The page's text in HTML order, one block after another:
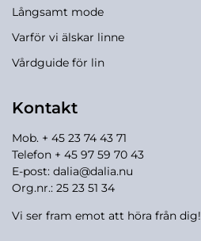
Långsamt mode
Varför vi älskar linne
Vårdguide för lin
Kontakt
Mob. + 45 23 74 43 71
Telefon + 45 97 59 70 43
E-post: dalia@dalia.nu
Org.nr.: 25 23 51 34
Vi ser fram emot att höra från dig!